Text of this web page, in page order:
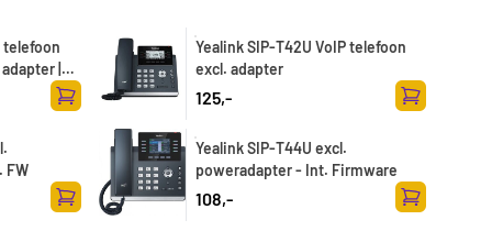
telefoon
|
Zum Warenkorb hinzufügen
Yealink SIP-T42U VoIP telefoon
excl. adapter
125,-
Zum
FW
Zum Warenkorb hinzufügen
Yealink SIP-T44U excl.
poweradapter - Int. Firmware
108,-
Zum